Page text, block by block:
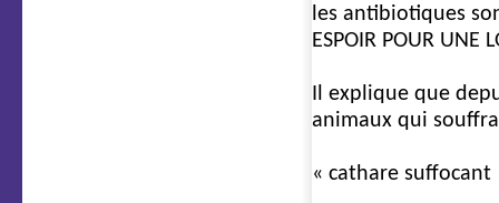
les antibiotiques
ESPOIR POUR
Il explique que
animaux qui
« cathare suffocant